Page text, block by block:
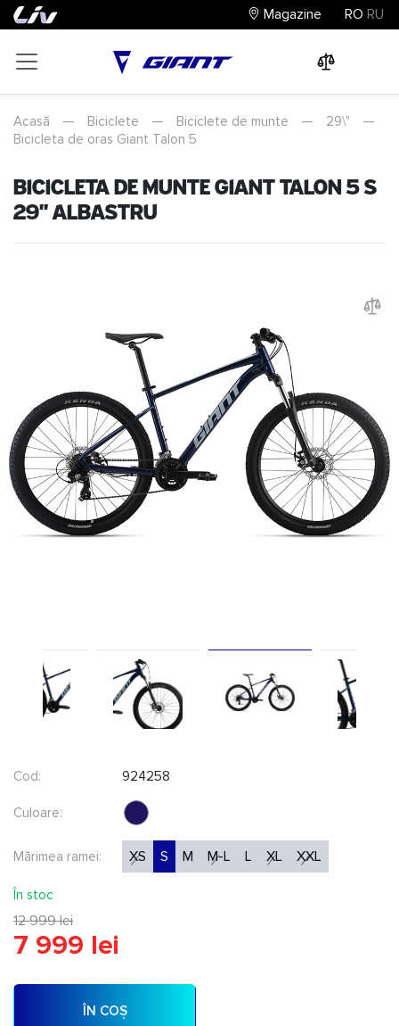
Magazine RO RU
Acasă — Biciclete — Biciclete de munte — 29\"
—
Bicicleta de oras Giant Talon 5
Bicicleta de munte Giant Talon 5 S
29" Albastru
Cod: 924258
Culoare:
Mărimea ramei: XS S M M-L L XL XXL
În stoc
12 999 lei
7 999 lei
ÎN COȘ